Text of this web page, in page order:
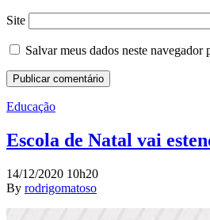
Site
Salvar meus dados neste
Educação
Escola de Natal vai
14/12/2020 10h20
By rodrigomatoso